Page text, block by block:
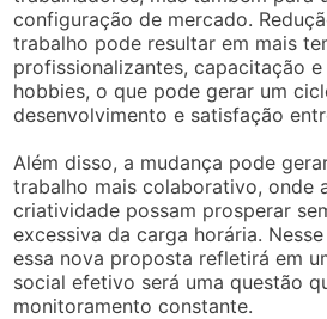
configuração de mercado.
trabalho pode resultar em mais
profissionalizantes, capacitação
hobbies, o que pode gerar um
desenvolvimento e satisfação
Além disso, a mudança pode
trabalho mais colaborativo, onde
criatividade possam prosperar
excessiva da carga horária.
essa nova proposta refletirá em
social efetivo será uma questão
monitoramento constante.